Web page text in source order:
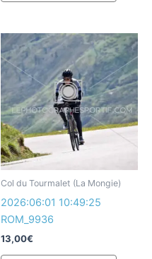
Col du Tourmalet (La Mongie)
2026:06:01 10:49:25
ROM_9936
13,00€